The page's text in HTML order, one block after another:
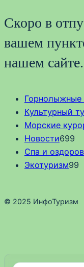
Скоро в
вашем
нашем сайте.
Горнолыжные
Культурный
Морские
Новости699
Спа и
Экотуризм99
© 2025 ИнфоТуризм